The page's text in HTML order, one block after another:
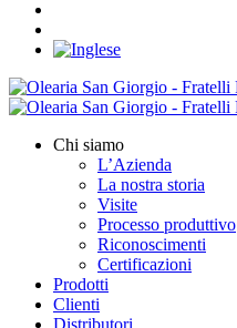
Chi siamo
L’Azienda
La nostra storia
Visite
Processo produttivo
Riconoscimenti
Certificazioni
Prodotti
Clienti
Distributori